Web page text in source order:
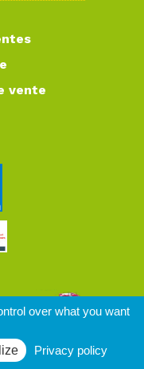
vente
© 2026
over what you want
Privacy policy